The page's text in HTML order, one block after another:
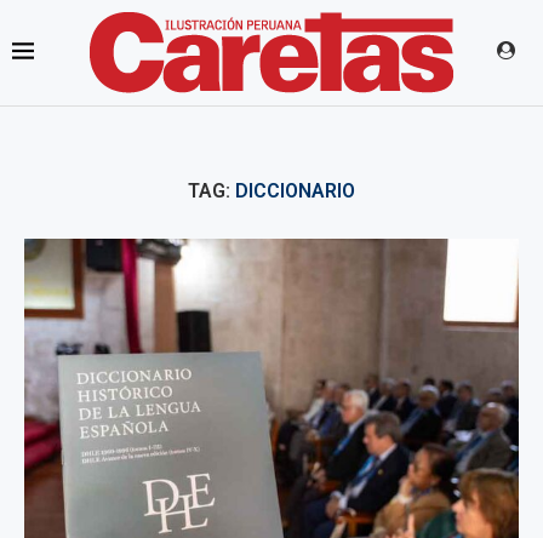
TAG: DICCIONARIO